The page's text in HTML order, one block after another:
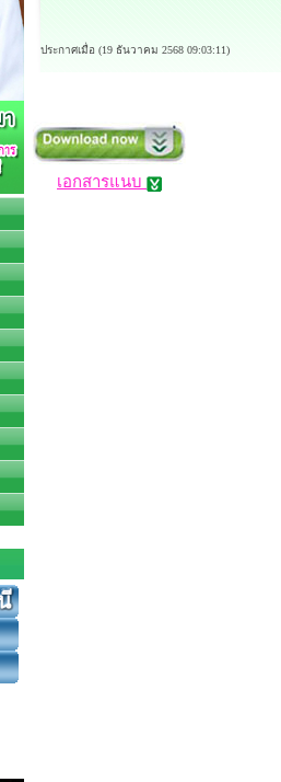
ประกาศเมื่อ (19 ธันวาคม 2568 09:03:11)
เอกสารแนบ